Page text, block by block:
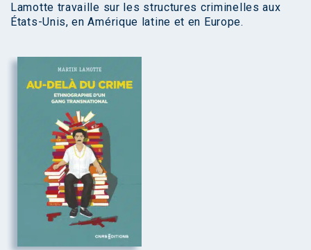
Lamotte travaille sur les structures criminelles aux
États-Unis, en Amérique latine et en Europe.